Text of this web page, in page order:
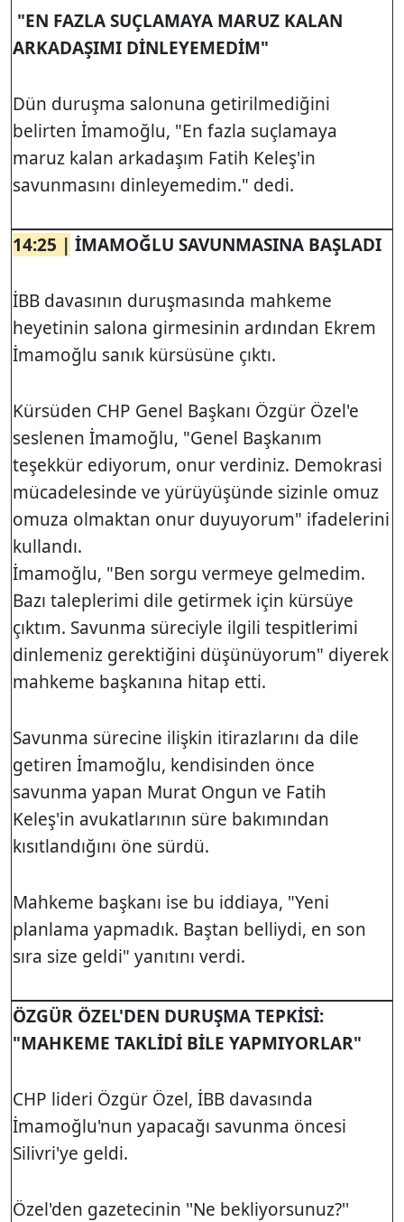
"EN FAZLA SUÇLAMAYA MARUZ KALAN
ARKADAŞIMI DİNLEYEMEDİM"
Dün duruşma salonuna getirilmediğini
belirten İmamoğlu, "En fazla suçlamaya
maruz kalan arkadaşım Fatih Keleş'in
savunmasını dinleyemedim." dedi.
14:25 | İMAMOĞLU SAVUNMASINA BAŞLADI
İBB davasının duruşmasında mahkeme
heyetinin salona girmesinin ardından Ekrem
İmamoğlu sanık kürsüsüne çıktı.
Kürsüden CHP Genel Başkanı Özgür Özel'e
seslenen İmamoğlu, "Genel Başkanım
teşekkür ediyorum, onur verdiniz. Demokrasi
mücadelesinde ve yürüyüşünde sizinle omuz
omuza olmaktan onur duyuyorum" ifadelerini
kullandı.
İmamoğlu, "Ben sorgu vermeye gelmedim.
Bazı taleplerimi dile getirmek için kürsüye
çıktım. Savunma süreciyle ilgili tespitlerimi
dinlemeniz gerektiğini düşünüyorum" diyerek
mahkeme başkanına hitap etti.
Savunma sürecine ilişkin itirazlarını da dile
getiren İmamoğlu, kendisinden önce
savunma yapan Murat Ongun ve Fatih
Keleş'in avukatlarının süre bakımından
kısıtlandığını öne sürdü.
Mahkeme başkanı ise bu iddiaya, "Yeni
planlama yapmadık. Baştan belliydi, en son
sıra size geldi" yanıtını verdi.
ÖZGÜR ÖZEL'DEN DURUŞMA TEPKİSİ:
"MAHKEME TAKLİDİ BİLE YAPMIYORLAR"
CHP lideri Özgür Özel, İBB davasında
İmamoğlu'nun yapacağı savunma öncesi
Silivri'ye geldi.
Özel'den gazetecinin ''Ne bekliyorsunuz?''